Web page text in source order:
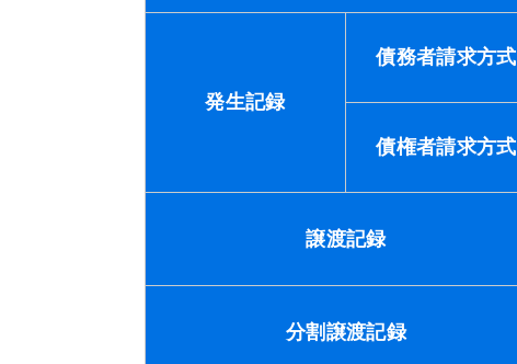
発生記録
債務者請求方式
債権者請求方式
譲渡記録
分割譲渡記録